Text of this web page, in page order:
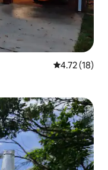
Calificación
4.72 (18)